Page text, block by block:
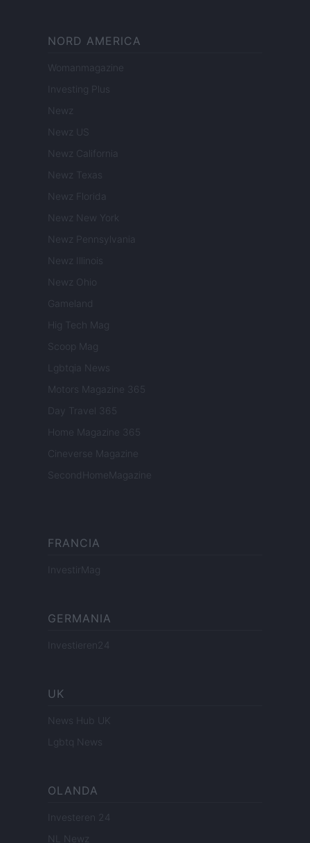
NORD AMERICA
Womanmagazine
Investing Plus
Newz
Newz US
Newz California
Newz Texas
Newz Florida
Newz New York
Newz Pennsylvania
Newz Illinois
Newz Ohio
Gameland
Hig Tech Mag
Scoop Mag
Lgbtqia News
Motors Magazine 365
Day Travel 365
Home Magazine 365
Cineverse Magazine
SecondHomeMagazine
FRANCIA
InvestirMag
GERMANIA
Investieren24
UK
News Hub UK
Lgbtq News
OLANDA
Investeren 24
NL Newz